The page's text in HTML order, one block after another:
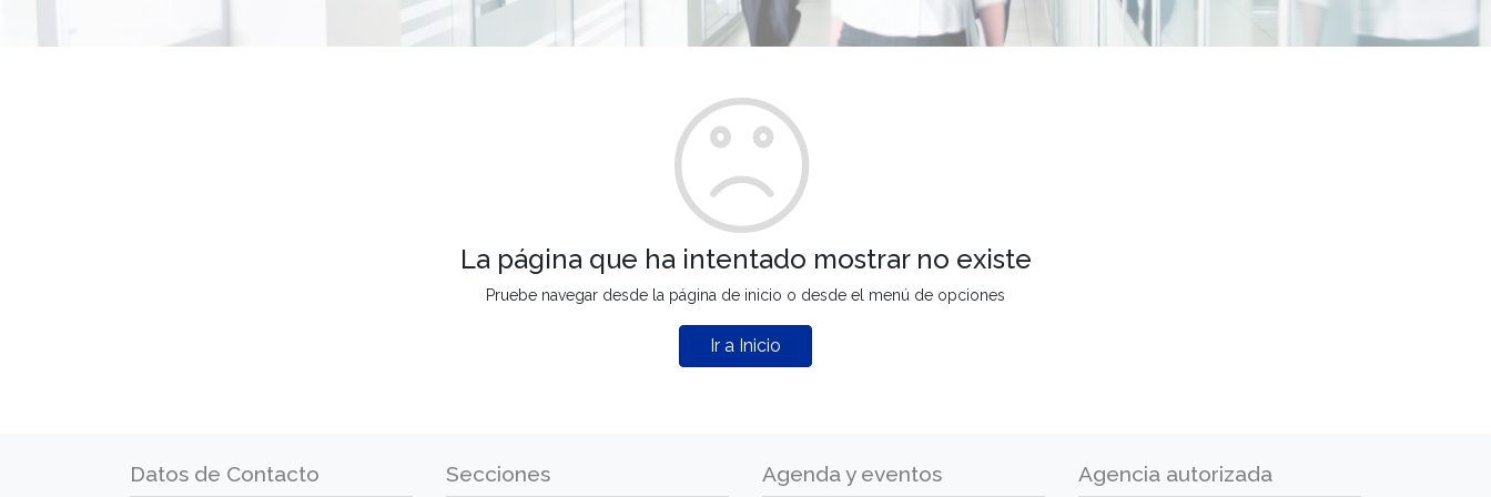
La página que ha intentado mostrar no existe
Pruebe navegar desde la página de inicio o desde el menú de opciones
Ir a Inicio
Datos de Contacto Secciones Agenda y eventos Agencia autorizada